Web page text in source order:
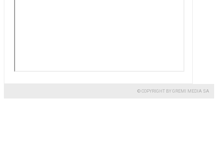
© COPYRIGHT BY GREMI MEDIA SA